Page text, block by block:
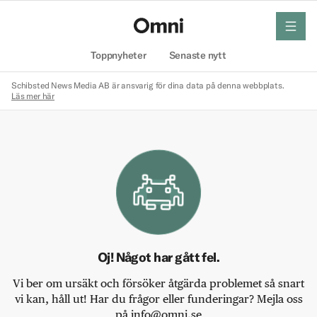
Toppnyheter Senaste nytt
meny
Schibsted News Media AB är ansvarig för dina data på denna webbplats.
Läs mer här
Oj! Något har gått fel.
Vi ber om ursäkt och försöker åtgärda problemet så snart
vi kan, håll ut! Har du frågor eller funderingar? Mejla oss